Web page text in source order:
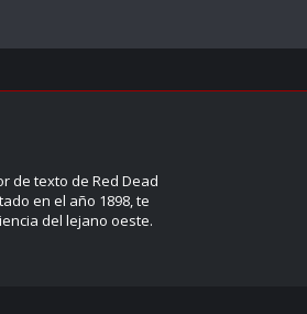
de texto de Red Dead
en el año 1898, te
del lejano oeste.